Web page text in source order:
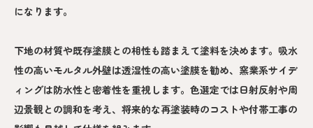
になります。
下地の材質や既存塗膜との相性も踏まえて塗料を決めます。吸水
性の高いモルタル外壁は透湿性の高い塗膜を勧め、窯業系サイデ
ィングは防水性と密着性を重視します。色選定では日射反射や周
辺景観との調和を考え、将来的な再塗装時のコストや付帯工事の